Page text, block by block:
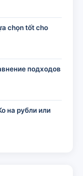
chọn tốt cho
подходов
на рубли или